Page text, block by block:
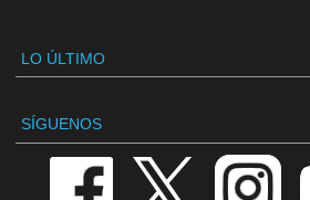
LO ÚLTIMO
SÍGUENOS